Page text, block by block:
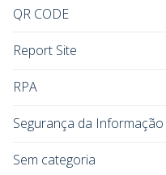
QR CODE
Report Site
RPA
Segurança da Informação
Sem categoria